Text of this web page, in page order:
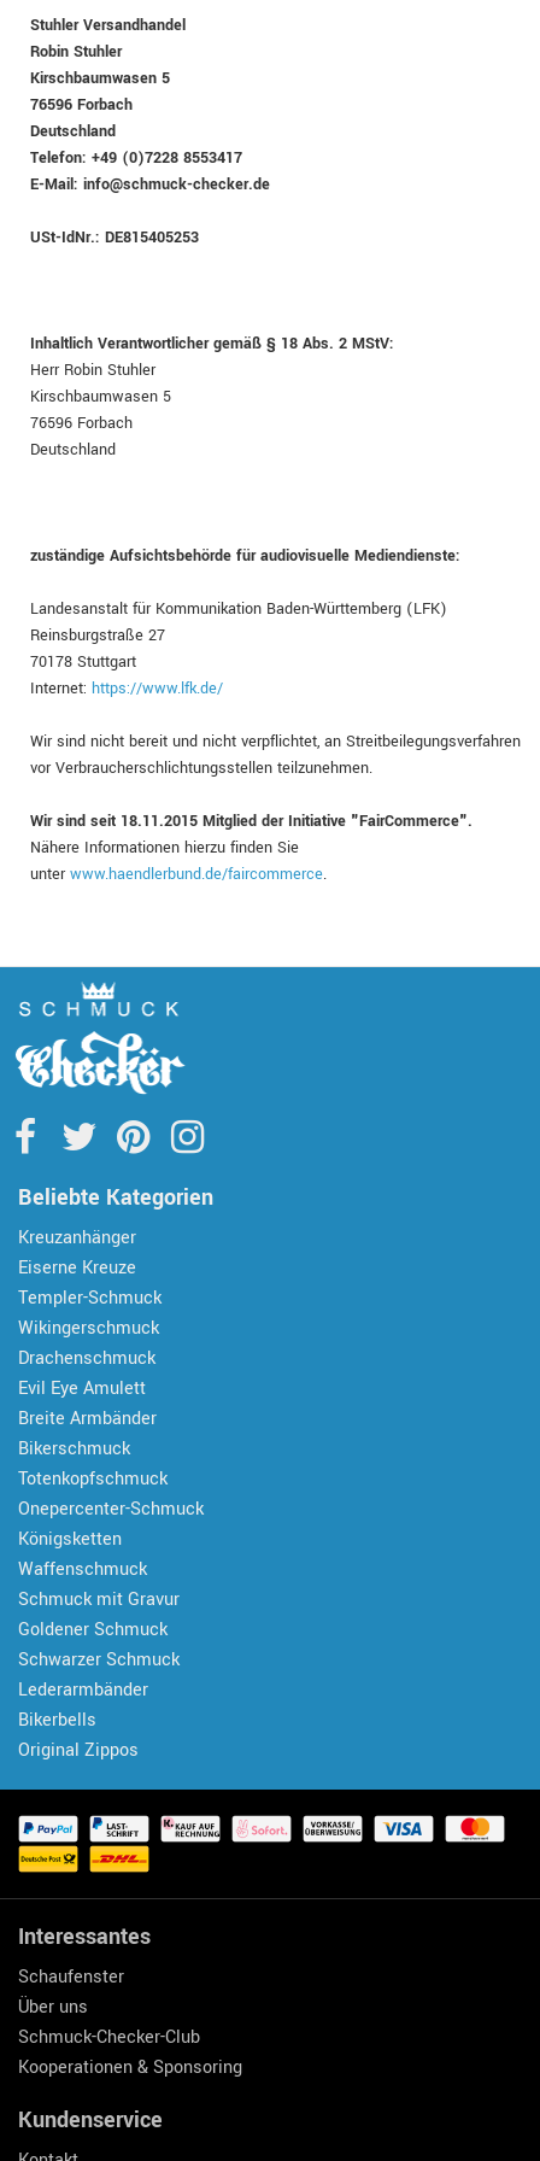
Stuhler Versandhandel
Robin Stuhler
Kirschbaumwasen 5
76596 Forbach
Deutschland
Telefon: +49 (0)7228 8553417
E-Mail: info@schmuck-checker.de
USt-IdNr.: DE815405253
Inhaltlich Verantwortlicher gemäß § 18 Abs. 2 MStV:
Herr Robin Stuhler
Kirschbaumwasen 5
76596 Forbach
Deutschland
zuständige Aufsichtsbehörde für audiovisuelle Mediendienste:
Landesanstalt für Kommunikation Baden-Württemberg (LFK)
Reinsburgstraße 27
70178 Stuttgart
Internet: https://www.lfk.de/
Wir sind nicht bereit und nicht verpflichtet, an Streitbeilegungsverfahren
vor Verbraucherschlichtungsstellen teilzunehmen.
Wir sind seit 18.11.2015 Mitglied der Initiative "FairCommerce".
Nähere Informationen hierzu finden Sie
unter www.haendlerbund.de/faircommerce.
Beliebte Kategorien
Kreuzanhänger
Eiserne Kreuze
Templer-Schmuck
Wikingerschmuck
Drachenschmuck
Evil Eye Amulett
Breite Armbänder
Bikerschmuck
Totenkopfschmuck
Onepercenter-Schmuck
Königsketten
Waffenschmuck
Schmuck mit Gravur
Goldener Schmuck
Schwarzer Schmuck
Lederarmbänder
Bikerbells
Original Zippos
Interessantes
Schaufenster
Über uns
Schmuck-Checker-Club
Kooperationen & Sponsoring
Kundenservice